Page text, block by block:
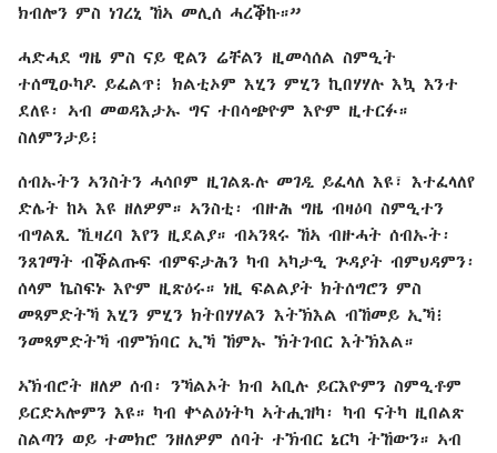
ክብሎን ምስ ነገረኒ ኸኣ መሊሰ ሓረቕኩ።”
ሓድሓደ ግዜ ምስ ናይ ዊልን ሬቸልን ዚመሳሰል ስምዒት
ተሰሚዑካዶ ይፈልጥ፧ ክልቲኦም እሂን ምሂን ኪበሃሃሉ እኳ እንተ
ደለዩ፡ ኣብ መወዳእታኡ ግና ተበሳጭዮም እዮም ዚተርፉ።
ስለምንታይ፧
ሰብኡትን ኣንስትን ሓሳቦም ዚገልጹሉ መገዲ ይፈላለ እዩ፣ እተፈላለየ
ድሌት ከኣ እዩ ዘለዎም። ኣንስቲ፡ ብዙሕ ግዜ ብዛዕባ ስምዒተን
ብግልጺ ኺዛረባ እየን ዚደልያ። ብኣንጻሩ ኸኣ ብዙሓት ሰብኡት፡
ንጸገማት ብቕልጡፍ ብምፍታሕን ካብ ኣካታዒ ጕዳያት ብምህዳምን፡
ሰላም ኬስፍኑ እዮም ዚጽዕሩ። ነዚ ፍልልያት ክትሰግሮን ምስ
መጻምድትኻ እሂን ምሂን ክትበሃሃልን እትኽእል ብኸመይ ኢኻ፧
ንመጻምድትኻ ብምኽባር ኢኻ ኸምኡ ኽትገብር እትኽእል።
ኣኽብሮት ዘለዎ ሰብ፡ ንኻልኦት ክብ ኣቢሉ ይርእዮምን ስምዒቶም
ይርድኣሎምን እዩ። ካብ ቍልዕነትካ ኣትሒዝካ፡ ካብ ናትካ ዚበልጽ
ስልጣን ወይ ተመክሮ ንዘለዎም ሰባት ተኽብር ኔርካ ትኸውን። ኣብ